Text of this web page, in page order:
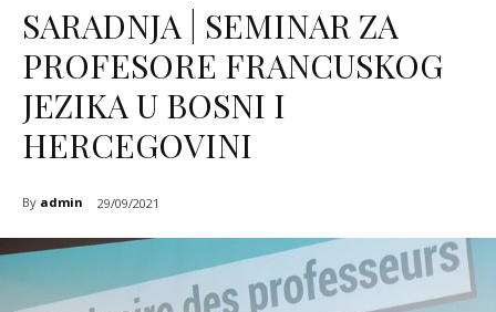
SARADNJA | SEMINAR ZA
PROFESORE FRANCUSKOG
JEZIKA U BOSNI I
HERCEGOVINI
By admin 29/09/2021